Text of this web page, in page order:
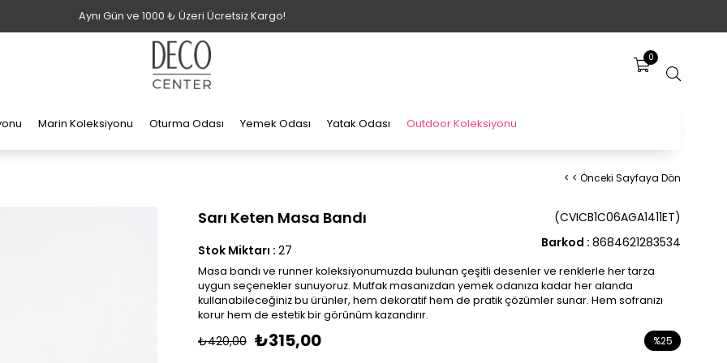
Aynı Gün ve 1000 ₺ Üzeri Ücretsiz Kargo!
0
Marin Koleksiyonu Oturma Odası Yemek Odası Yatak Odası Outdoor Koleksiyonu
< < Önceki Sayfaya Dön
Sarı Keten Masa Bandı
(CVICB1C06AGA1411ET)
Barkod : 8684621283534
Stok Miktarı : 27
Masa bandı ve runner koleksiyonumuzda bulunan çeşitli desenler ve renklerle her tarza
uygun seçenekler sunuyoruz. Mutfak masanızdan yemek odanıza kadar her alanda
kullanabileceğiniz bu ürünler, hem dekoratif hem de pratik çözümler sunar. Hem sofranızı
korur hem de estetik bir görünüm kazandırır.
₺420,00 ₺315,00 %25